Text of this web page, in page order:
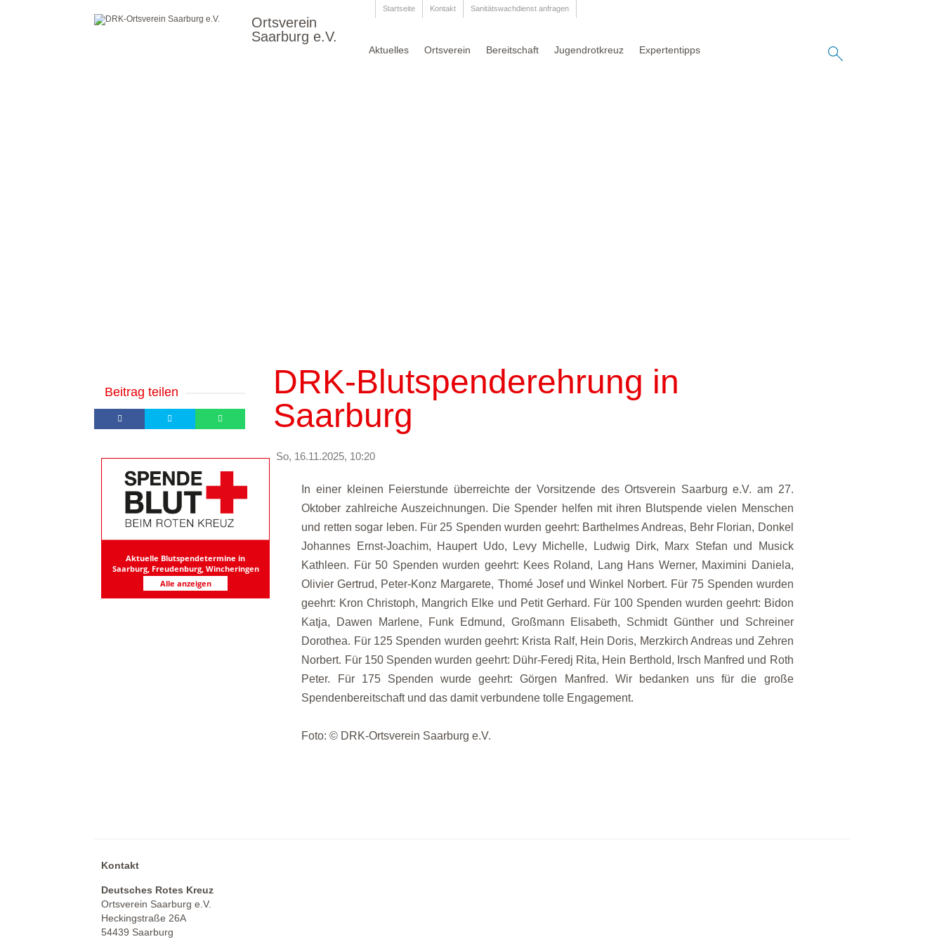
Ortsverein
Saarburg e.V.
Startseite Kontakt Sanitätswachdienst anfragen
Aktuelles Ortsverein Bereitschaft Jugendrotkreuz Expertentipps
DRK-Blutspenderehrung in
Saarburg
So, 16.11.2025, 10:20
In einer kleinen Feierstunde überreichte der Vorsitzende des Ortsverein Saarburg e.V. am 27.
Oktober zahlreiche Auszeichnungen. Die Spender helfen mit ihren Blutspende vielen Menschen
und retten sogar leben. Für 25 Spenden wurden geehrt: Barthelmes Andreas, Behr Florian, Donkel
Johannes Ernst-Joachim, Haupert Udo, Levy Michelle, Ludwig Dirk, Marx Stefan und Musick
Kathleen. Für 50 Spenden wurden geehrt: Kees Roland, Lang Hans Werner, Maximini Daniela,
Olivier Gertrud, Peter-Konz Margarete, Thomé Josef und Winkel Norbert. Für 75 Spenden wurden
geehrt: Kron Christoph, Mangrich Elke und Petit Gerhard. Für 100 Spenden wurden geehrt: Bidon
Katja, Dawen Marlene, Funk Edmund, Großmann Elisabeth, Schmidt Günther und Schreiner
Dorothea. Für 125 Spenden wurden geehrt: Krista Ralf, Hein Doris, Merzkirch Andreas und Zehren
Norbert. Für 150 Spenden wurden geehrt: Dühr-Feredj Rita, Hein Berthold, Irsch Manfred und Roth
Peter. Für 175 Spenden wurde geehrt: Görgen Manfred. Wir bedanken uns für die große
Spendenbereitschaft und das damit verbundene tolle Engagement.
Foto: © DRK-Ortsverein Saarburg e.V.
Beitrag teilen
Aktuelle Blutspendetermine in
Saarburg, Freudenburg, Wincheringen
Alle anzeigen
Kontakt
Deutsches Rotes Kreuz
Ortsverein Saarburg e.V.
Heckingstraße 26A
54439 Saarburg